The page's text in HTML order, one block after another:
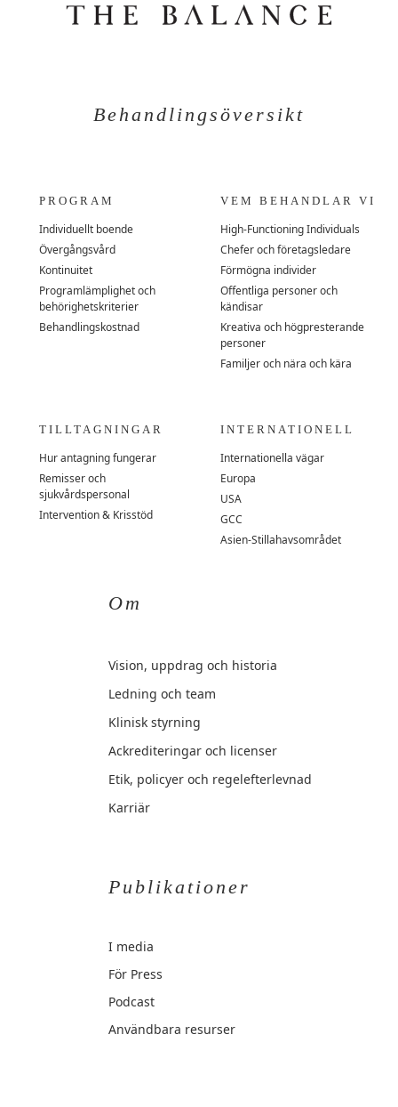
Behandlingsöversikt
PROGRAM
Individuellt boende
Övergångsvård
Kontinuitet
Programlämplighet och
behörighetskriterier
Behandlingskostnad
VEM BEHANDLAR VI
High-Functioning Individuals
Chefer och företagsledare
Förmögna individer
Offentliga personer och
kändisar
Kreativa och högpresterande
personer
Familjer och nära och kära
TILLTAGNINGAR
Hur antagning fungerar
Remisser och
sjukvårdspersonal
Intervention & Krisstöd
INTERNATIONELL
Internationella vägar
Europa
USA
GCC
Asien-Stillahavsområdet
Om
Vision, uppdrag och historia
Ledning och team
Klinisk styrning
Ackrediteringar och licenser
Etik, policyer och regelefterlevnad
Karriär
Publikationer
I media
För Press
Podcast
Användbara resurser